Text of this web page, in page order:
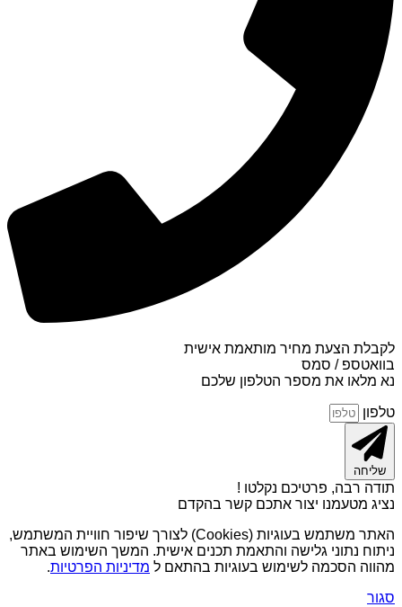
לקבלת הצעת מחיר מותאמת אישית
בוואטספ / סמס
נא מלאו את מספר הטלפון שלכם
טלפון
שליחה
תודה רבה, פרטיכם נקלטו !
נציג מטעמנו יצור אתכם קשר בהקדם
האתר משתמש בעוגיות (Cookies) לצורך שיפור חוויית המשתמש,
ניתוח נתוני גלישה והתאמת תכנים אישית. המשך השימוש באתר
מהווה הסכמה לשימוש בעוגיות בהתאם ל מדיניות הפרטיות.
סגור